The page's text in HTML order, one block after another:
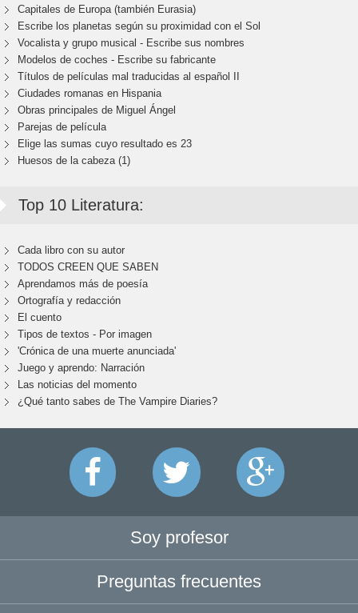
Capitales de Europa (también Eurasia)
Escribe los planetas según su proximidad con el Sol
Vocalista y grupo musical - Escribe sus nombres
Modelos de coches - Escribe su fabricante
Títulos de películas mal traducidas al español II
Ciudades romanas en Hispania
Obras principales de Miguel Ángel
Parejas de película
Elige las sumas cuyo resultado es 23
Huesos de la cabeza (1)
Top 10 Literatura:
Cada libro con su autor
TODOS CREEN QUE SABEN
Aprendamos más de poesía
Ortografía y redacción
El cuento
Tipos de textos - Por imagen
'Crónica de una muerte anunciada'
Juego y aprendo: Narración
Las noticias del momento
¿Qué tanto sabes de The Vampire Diaries?
Soy profesor
Preguntas frecuentes